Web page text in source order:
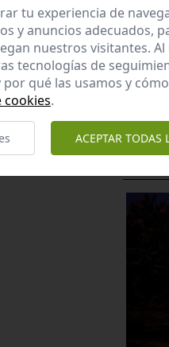
y comentario
tu experiencia de
y anuncios adecuados,
nuestros visitantes.
tecnologías de
qué las usamos y
cookies.
ACEPTAR TODAS